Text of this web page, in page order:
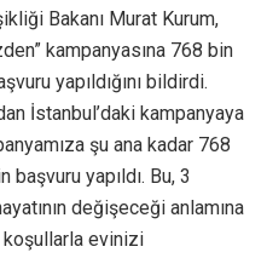
Bakanı Murat Kurum,
kampanyasına 768 bin
yapıldığını bildirdi.
İstanbul’daki kampanyaya
şu ana kadar 768
yapıldı. Bu, 3
değişeceği anlamına
evinizi